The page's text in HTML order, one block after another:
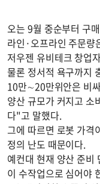
오는 9월 중순부터 구
라인·오프라인 주문
저우젠 유비테크 창업
물론 정서적 욕구까지
10만∼20만위안은 비
양산 규모가 커지고 소
다"고 말했다.
그에 따르면 로봇 가격
정의 난도 때문이다.
예컨대 현재 양산 준비
이 수작업으로 심어야